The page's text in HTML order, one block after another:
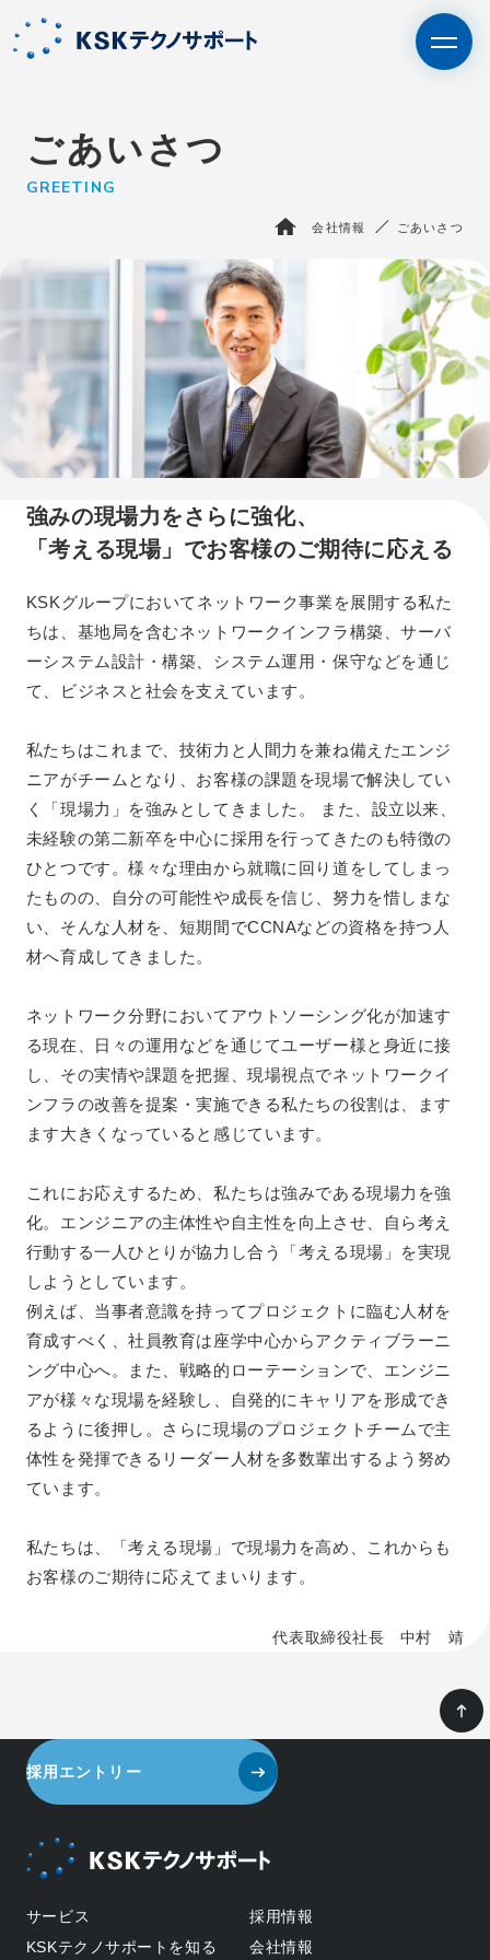
エントリー
サービス
KSKテクノサポートを知る
エピソード
採用情報
会社情報
お問い合わせ
よくある質問
ごあいさつ
GREETING
会社情報 ごあいさつ
強みの現場力をさらに強化、
「考える現場」でお客様のご期待に応える
KSKグループにおいてネットワーク事業を展開する私た
ちは、基地局を含むネットワークインフラ構築、サーバ
ーシステム設計・構築、システム運用・保守などを通じ
て、ビジネスと社会を支えています。
私たちはこれまで、技術力と人間力を兼ね備えたエンジ
ニアがチームとなり、お客様の課題を現場で解決してい
く「現場力」を強みとしてきました。 また、設立以来、
未経験の第二新卒を中心に採用を行ってきたのも特徴の
ひとつです。様々な理由から就職に回り道をしてしまっ
たものの、自分の可能性や成長を信じ、努力を惜しまな
い、そんな人材を、短期間でCCNAなどの資格を持つ人
材へ育成してきました。
ネットワーク分野においてアウトソーシング化が加速す
る現在、日々の運用などを通じてユーザー様と身近に接
し、その実情や課題を把握、現場視点でネットワークイ
ンフラの改善を提案・実施できる私たちの役割は、ます
ます大きくなっていると感じています。
これにお応えするため、私たちは強みである現場力を強
化。エンジニアの主体性や自主性を向上させ、自ら考え
行動する一人ひとりが協力し合う「考える現場」を実現
しようとしています。
例えば、当事者意識を持ってプロジェクトに臨む人材を
育成すべく、社員教育は座学中心からアクティブラーニ
ング中心へ。また、戦略的ローテーションで、エンジニ
アが様々な現場を経験し、自発的にキャリアを形成でき
るように後押し。さらに現場のプロジェクトチームで主
体性を発揮できるリーダー人材を多数輩出するよう努め
ています。
私たちは、「考える現場」で現場力を高め、これからも
お客様のご期待に応えてまいります。
代表取締役社長 中村 靖
採用エントリー
サービス
KSKテクノサポートを知る
採用情報
会社情報